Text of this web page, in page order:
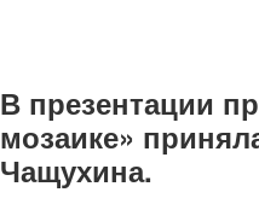
В презентации
мозаике»
Чащухина.